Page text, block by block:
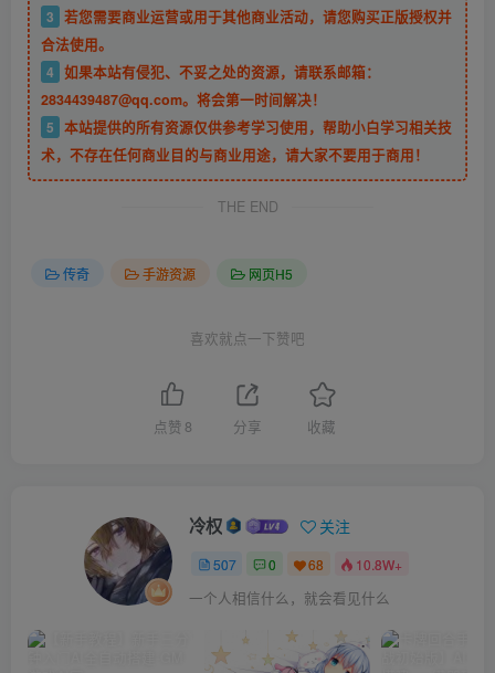
3 若您需要商业运营或用于其他商业活动，请您购买正版授权并
合法使用。
4 如果本站有侵犯、不妥之处的资源，请联系邮箱：
2834439487@qq.com。将会第一时间解决！
5 本站提供的所有资源仅供参考学习使用，帮助小白学习相关技
术，不存在任何商业目的与商业用途，请大家不要用于商用！
THE END
传奇 手游资源 网页H5
喜欢就点一下赞吧
点赞 8 分享 收藏
冷权 关注
507 0 68 10.8W+
一个人相信什么，就会看见什么